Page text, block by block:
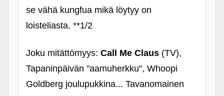
se vähä kungfua mikä löytyy on
loisteliasta. **1/2
Joku mitättömyys: Call Me Claus(TV),
Tapaninpäivän "aamuherkku", Whoopi
Goldberg joulupukkina... Tavanomainen